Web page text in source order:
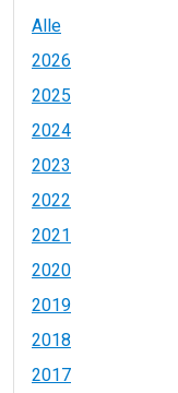
Alle
2026
2025
2024
2023
2022
2021
2020
2019
2018
2017